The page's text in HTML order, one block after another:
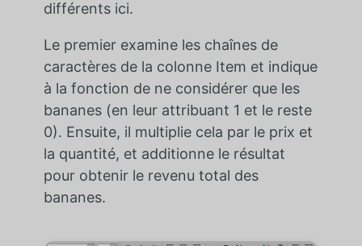
différents ici.
Le premier examine les chaînes de
caractères de la colonne Item et indique
à la fonction de ne considérer que les
bananes (en leur attribuant 1 et le reste
0). Ensuite, il multiplie cela par le prix et
la quantité, et additionne le résultat
pour obtenir le revenu total des
bananes.